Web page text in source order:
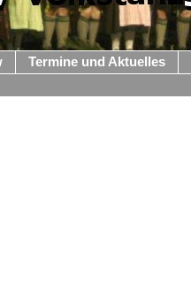
Termine und Aktuelles